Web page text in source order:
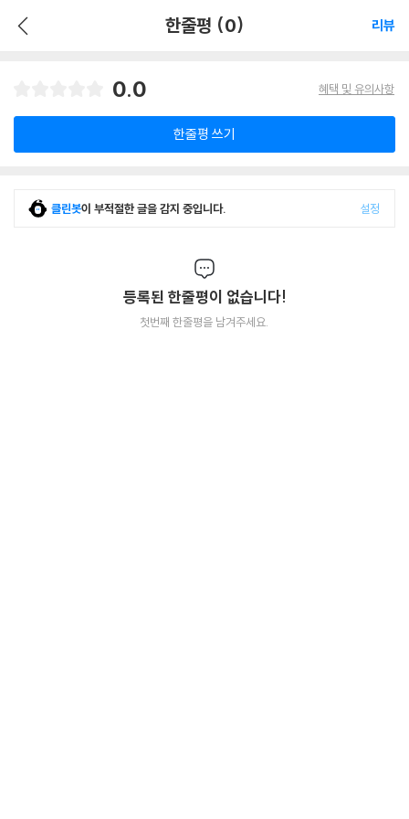
한줄평 (0) 리뷰
0.0 혜택 및 유의사항
한줄평 쓰기
클린봇이 부적절한 글을 감지 중입니다. 설정
등록된 한줄평이 없습니다!
첫번째 한줄평을 남겨주세요.